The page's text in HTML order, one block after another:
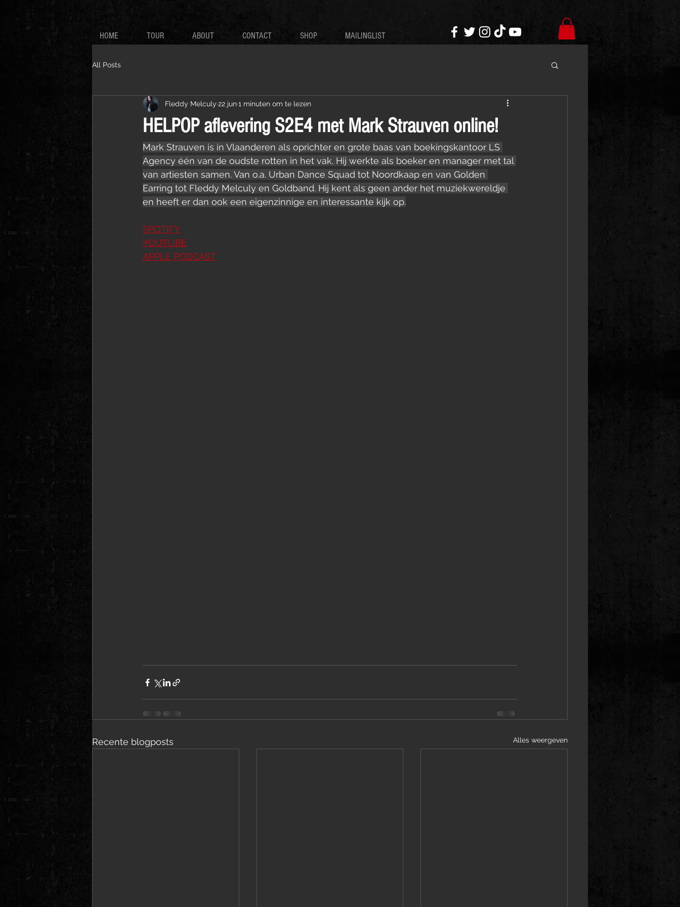
HOME TOUR ABOUT CONTACT SHOP MAILINGLIST
All Posts
HELPOP aflevering S2E4 met Mark Strauven online!
Fleddy Melculy 22 jun1 minuten om te lezen
Mark Strauven is in Vlaanderen als oprichter en grote baas van boekingskantoor LS
Agency één van de oudste rotten in het vak. Hij werkte als boeker en manager met tal
van artiesten samen. Van o.a. Urban Dance Squad tot Noordkaap en van Golden
Earring tot Fleddy Melculy en Goldband. Hij kent als geen ander het muziekwereldje
en heeft er dan ook een eigenzinnige en interessante kijk op.
SPOTIFY
YOUTUBE
APPLE PODCAST
Recente blogposts Alles weergeven